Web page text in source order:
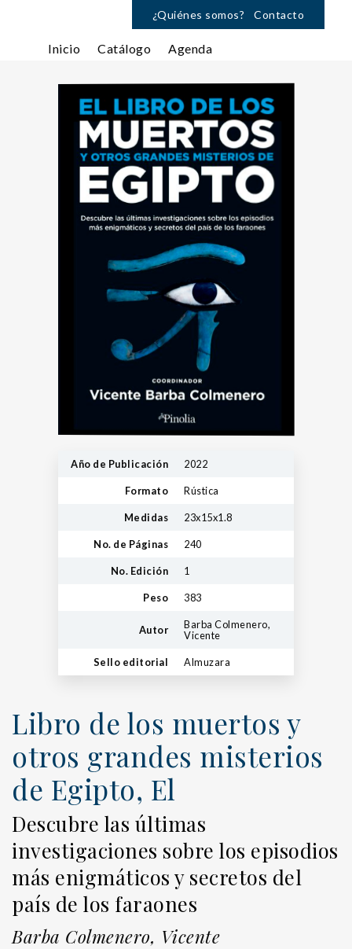
¿Quiénes somos? Contacto
Inicio Catálogo Agenda
Año de Publicación 2022
Formato Rústica
Medidas 23x15x1.8
No. de Páginas 240
No. Edición 1
Peso 383
Autor
Barba Colmenero,
Vicente
Sello editorial Almuzara
Libro de los muertos y
otros grandes misterios
de Egipto, El
Descubre las últimas
investigaciones sobre los episodios
más enigmáticos y secretos del
país de los faraones
Barba Colmenero, Vicente